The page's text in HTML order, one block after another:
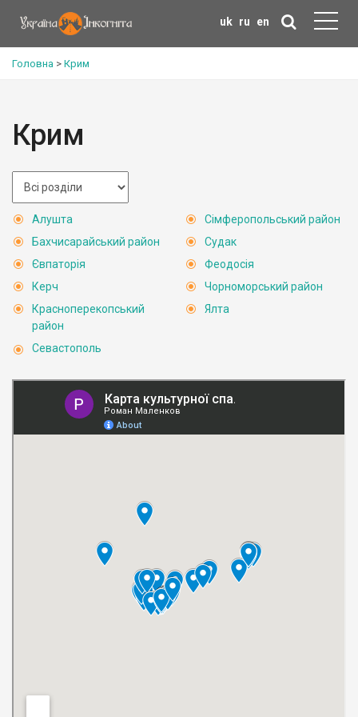
uk ru en
Головна > Крим
Крим
Алушта
Бахчисарайський район
Євпаторія
Керч
Красноперекопський
район
Севастополь
Сімферопольський район
Судак
Феодосія
Чорноморський район
Ялта